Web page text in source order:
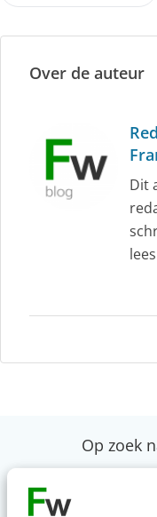
Over de auteur
Dit
Op zoek